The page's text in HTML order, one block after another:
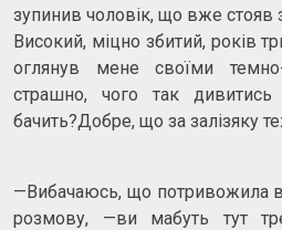
зупинив чоловік, що вже стояв
Високий, міцно збитий, років
оглянув мене своїми
страшно, чого так
бачить?Добре, що за залізяку
—Вибачаюсь, що потривожила
розмову, —ви мабуть тут